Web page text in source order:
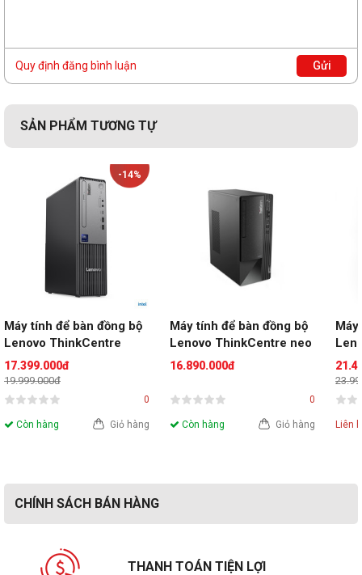
Hệ điều
5.8 kg (12.79 lbs)
Quy định đăng bình luận Gửi
SẢN PHẨM TƯƠNG TỰ
-14%
Máy tính để bàn đồng bộ
Lenovo ThinkCentre
Neo 50s Gen 6
13DM003KVA (U5-225 |
8GD5 | 256GSSD |
1Y Pre/ĐEN)
17.399.000đ
19.999.000đ
0
Còn hàng Giỏ hàng
Máy tính để bàn đồng bộ
Lenovo ThinkCentre neo
50T Gen 5 12UB0004VA
512GB | Intel UHD 730 |
16.890.000đ
0
Còn hàng Giỏ hàng
30s
Liên
CHÍNH SÁCH BÁN HÀNG
THANH TOÁN TIỆN LỢI